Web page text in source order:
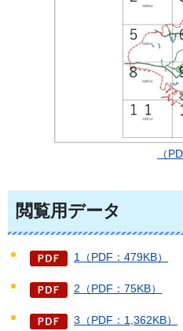
（
閲覧用データ
1（PDF：479KB）
2（PDF：75KB）
3（PDF：1,362KB）